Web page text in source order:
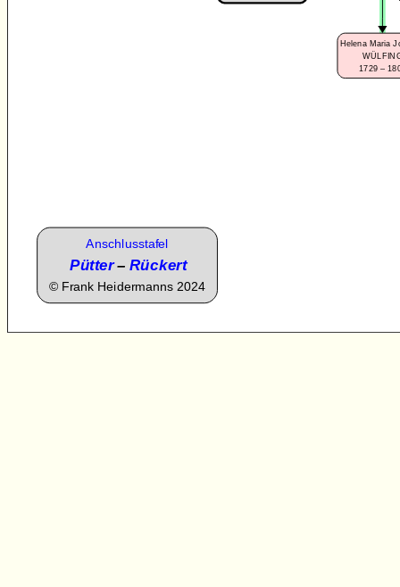
Anschlusstafel
Pütter– Rückert
© Frank Heidermanns 2024
Helena Maria
1729 –